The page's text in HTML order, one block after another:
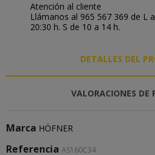
Atención al cliente
Llámanos al 965 567 369 de L
20:30 h. S de 10 a 14 h.
DETALLES DEL
VALORACIONES DE
Marca HÖFNER
Referencia AS160C34